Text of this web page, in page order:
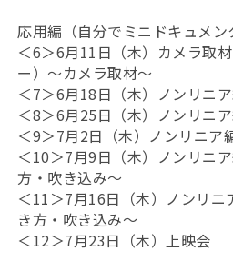
応用編（自分でミニドキュメン
＜6＞6月11日（木）カメラ取
ー）～カメラ取材～
＜7＞6月18日（木）ノンリニ
＜8＞6月25日（木）ノンリニ
＜9＞7月2日（木）ノンリニ
＜10＞7月9日（木）ノンリニ
方・吹き込み～
＜11＞7月16日（木）ノンリニ
き方・吹き込み～
＜12＞7月23日（木）上映会